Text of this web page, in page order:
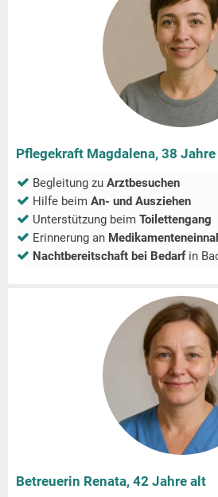
Pflegekraft Magdalena, 38
Begleitung zu Arztbesuchen
Hilfe beim An- und Ausziehen
Unterstützung beim Toilettengang
Erinnerung an
Nachtbereitschaft bei Bedarfin
Betreuerin Renata, 42 Jahre alt